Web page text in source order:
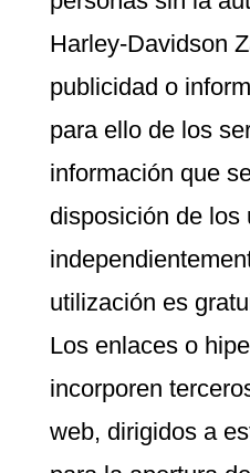
Harley-Davidson
publicidad o
para ello de los
información que
disposición de los
utilización es
Los enlaces o
incorporen
web, dirigidos a